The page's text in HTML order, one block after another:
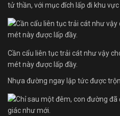
tử thần, với mục đích lấp đi khu vực
Cần cẩu liên tục trải cát như vậy
mét này được lấp đầy.
Nhựa đường ngay lập tức được